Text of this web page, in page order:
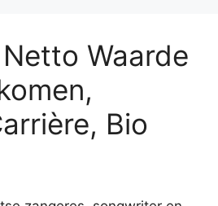
Waarde
Bio